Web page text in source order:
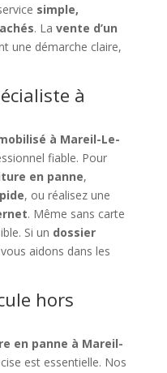
simple,
. La vente d’un
une démarche claire,
à
à Mareil-Le-
fiable. Pour
en panne,
, ou réalisez une
. Même sans carte
Si un dossier
aidons dans les
hors
en panne à Mareil-
est essentielle. Nos